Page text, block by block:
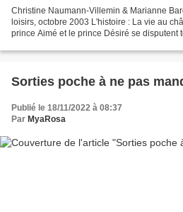
Christine Naumann-Villemin & Marianne
loisirs, octobre 2003 L'histoire : La vie au
prince Aimé et le prince Désiré se disputent
Sorties poche à ne pas
Publié le 18/11/2022 à 08:37
Par MyaRosa